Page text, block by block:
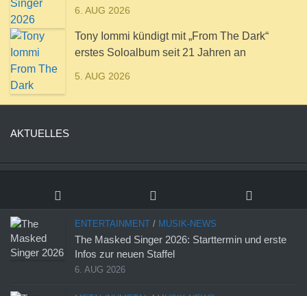
6. AUG 2026
Tony Iommi kündigt mit „From The Dark“
erstes Soloalbum seit 21 Jahren an
5. AUG 2026
AKTUELLES
ENTERTAINMENT / MUSIK-NEWS
The Masked Singer 2026: Starttermin und erste
Infos zur neuen Staffel
6. AUG 2026